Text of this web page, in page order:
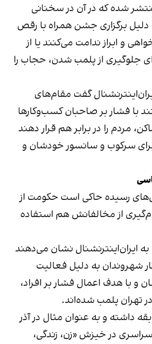
شده که در آن در سخنانی
دلیل برگزاری جشن همراه با رقص
و ابراز ندامت می‌کنند یا از
جلوگیری از پلمب شدن، حجاب را
گفت مقام‌های
با فشار بر صاحبان کسب‌وکارها
مردم را در برابر هم قرار دهند
برای سرکوب و سانسور خودشان و
رسیده حاکی است حکومت از
از مخالفانش هم استفاده
ایران‌اینترنشنال نشان می‌دهند
شهروندان به دلیل فعالیت
و با هدف اعمال فشار بر افراد،
تهران پلمب شده‌اند.
داشته و به عنوان مثال در آذر
سراسری در خیزش «زن، زندگی،